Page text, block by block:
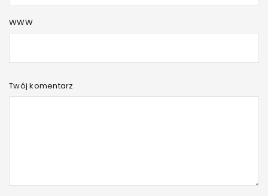
Czytaj więcej
WWW
Twój komentarz